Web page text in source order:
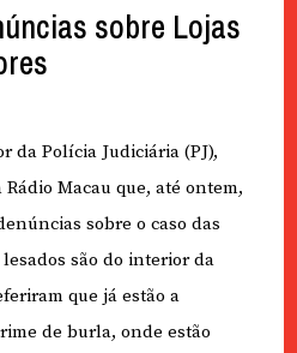
sobre Lojas
da Polícia Judiciária (PJ),
Macau que, até ontem,
sobre o caso das
são do interior da
que já estão a
de burla, onde estão